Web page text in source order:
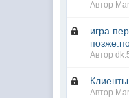
Автор
игра
Автор
Автор